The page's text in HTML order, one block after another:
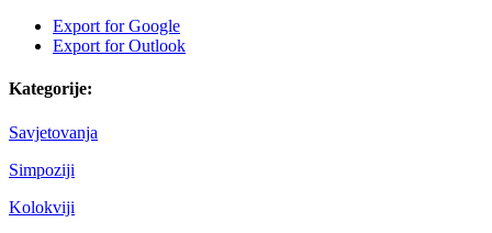
Export forGoogle
Export forOutlook
Kategorije:
Savjetovanja
Simpoziji
Kolokviji